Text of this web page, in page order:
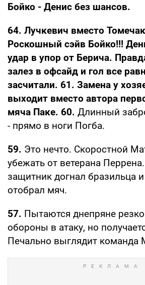
Бойко - Денис без шансов.
64. Лучкевич вместо
Роскошный сэйв Бойко!!!
удар в упор от Берича.
залез в офсайд и гол все
засчитали. 61. Замена у
выходит вместо автора
мяча Паке. 60. Длинный
- прямо в ноги Погба.
59. Это нечто. Скоростной
убежать от ветерана
защитник догнал бразильца
отобрал мяч.
57. Пытаются днепряне
обороны в атаку, но
Печально выглядит команда